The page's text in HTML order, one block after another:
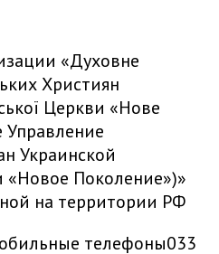
«Духовне
Християн
Церкви «Нове
Управление
Украинской
Поколение»)»
на территории РФ
телефоны033